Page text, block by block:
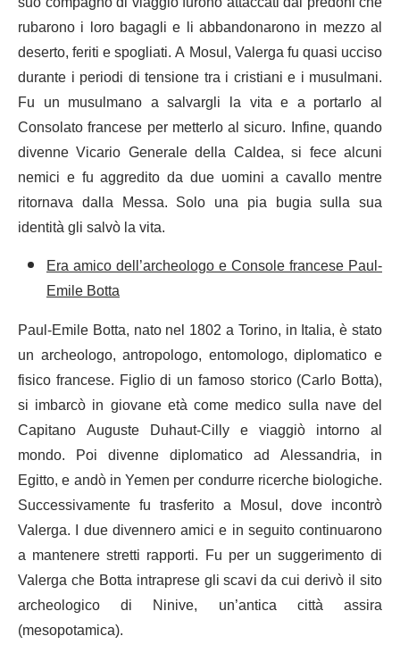
rubarono i loro bagagli e li abbandonarono in mezzo al
deserto, feriti e spogliati. A Mosul, Valerga fu quasi ucciso
durante i periodi di tensione tra i cristiani e i musulmani.
Fu un musulmano a salvargli la vita e a portarlo al
Consolato francese per metterlo al sicuro. Infine, quando
divenne Vicario Generale della Caldea, si fece alcuni
nemici e fu aggredito da due uomini a cavallo mentre
ritornava dalla Messa. Solo una pia bugia sulla sua
identità gli salvò la vita.
Era amico dell’archeologo e Console francese Paul-
Emile Botta
Paul-Emile Botta, nato nel 1802 a Torino, in Italia, è stato
un archeologo, antropologo, entomologo, diplomatico e
fisico francese. Figlio di un famoso storico (Carlo Botta),
si imbarcò in giovane età come medico sulla nave del
Capitano Auguste Duhaut-Cilly e viaggiò intorno al
mondo. Poi divenne diplomatico ad Alessandria, in
Egitto, e andò in Yemen per condurre ricerche biologiche.
Successivamente fu trasferito a Mosul, dove incontrò
Valerga. I due divennero amici e in seguito continuarono
a mantenere stretti rapporti. Fu per un suggerimento di
Valerga che Botta intraprese gli scavi da cui derivò il sito
archeologico di Ninive, un’antica città assira
(mesopotamica).